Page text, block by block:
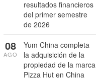
resultados financieros
del primer semestre
de 2026
Yum China completa
la adquisición de la
propiedad de la marca
Pizza Hut en China
08
AGO